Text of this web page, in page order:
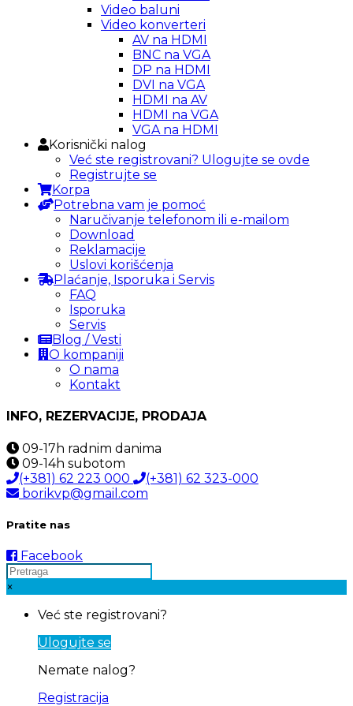
Video baluni
Video konverteri
AV na HDMI
BNC na VGA
DP na HDMI
DVI na VGA
HDMI na AV
HDMI na VGA
VGA na HDMI
Korisnički nalog
Već ste registrovani? Ulogujte se ovde
Registrujte se
Korpa
Potrebna vam je pomoć
Naručivanje telefonom ili e-mailom
Download
Reklamacije
Uslovi korišćenja
Plaćanje, Isporuka i Servis
FAQ
Isporuka
Servis
Blog / Vesti
O kompaniji
O nama
Kontakt
INFO, REZERVACIJE, PRODAJA
09-17h radnim danima
09-14h subotom
(+381) 62 223 000
(+381) 62 323-000
borikvp@gmail.com
Pratite nas
Facebook
×
Već ste registrovani?
Ulogujte se
Nemate nalog?
Registracija